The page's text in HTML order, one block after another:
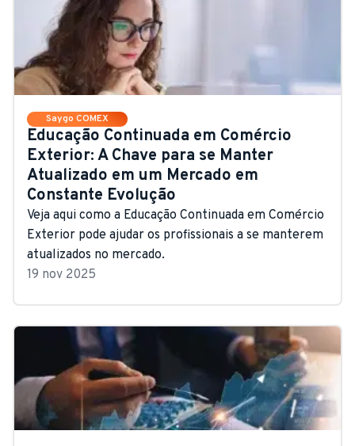
Saygo COMEX
Educação Continuada em Comércio
Exterior: A Chave para se Manter
Atualizado em um Mercado em
Constante Evolução
Veja aqui como a Educação Continuada em Comércio
Exterior pode ajudar os profissionais a se manterem
atualizados no mercado.
19 nov 2025